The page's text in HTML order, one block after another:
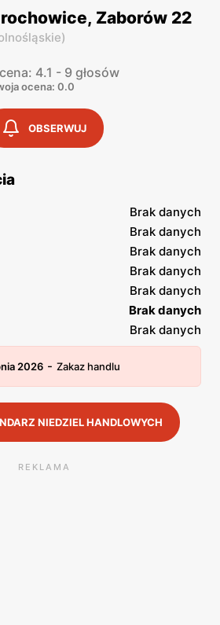
Zaborów 22
)
4.1 - 9 głosów
ocena: 0.0
OBSERWUJ
Brak danych
Brak danych
Brak danych
Brak danych
Brak danych
Brak danych
Brak danych
2026 - Zakaz handlu
NIEDZIEL HANDLOWYCH
REKLAMA